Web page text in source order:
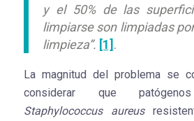
y el 50% de las
limpiarse son limpiadas
limpieza”. [1] .
La magnitud del problema se
considerar que
Staphylococcus aureus